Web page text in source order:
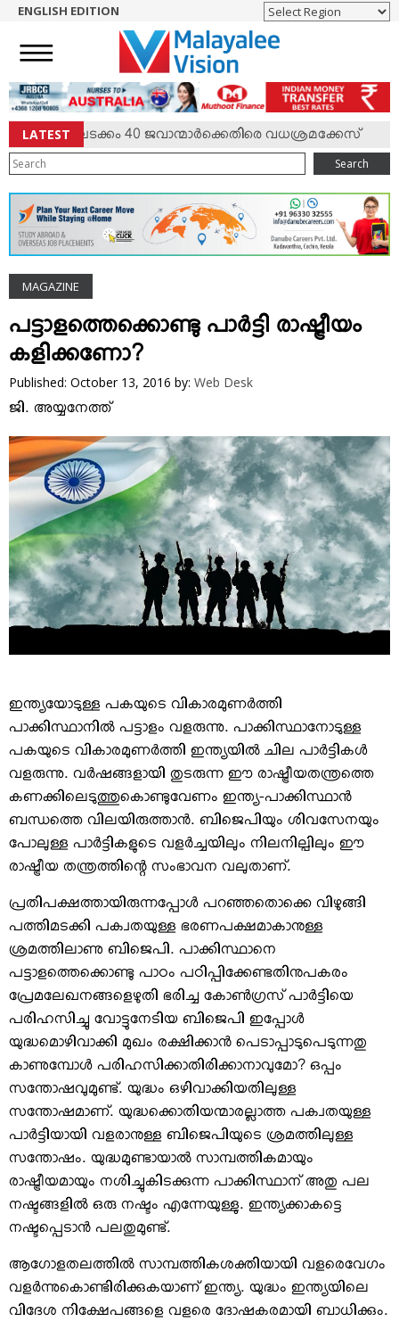
NEWS
ENGLISH
NRI
ENTERTAINMENT
MV SPECIAL
SPORTS
LIFESTYLE
TECH & AUTO
SOCIAL SPHERE
EDITORIAL
ARTS & LITERATURE
MAGAZINE
VIDEOS
COOKERY
KARSHAKAN
TOURS & TRAVEL
GREETINGS
CLASSIFIEDS
OBITUARY
ENGLISH EDITION
LATEST40 ജവാന്മാര്‍ക്കെതിരെ വധശ്രമക്കേസ്
Search
MAGAZINE
പട്ടാളത്തെക്കൊണ്ടു പാര്‍ട്ടി രാഷ്ട്രീയം
കളിക്കണോ?
Published: October 13, 2016 by: Web Desk
ജി. അയ്യനേത്ത്
ഇന്ത്യയോടുള്ള പകയുടെ വികാരമുണര്‍ത്തി
പാക്കിസ്ഥാനില്‍ പട്ടാളം വളരുന്നു. പാക്കിസ്ഥാനോടുള്ള
പകയുടെ വികാരമുണര്‍ത്തി ഇന്ത്യയില്‍ ചില പാര്‍ട്ടികള്‍
വളരുന്നു. വര്‍ഷങ്ങളായി തുടരുന്ന ഈ രാഷ്ട്രീയതന്ത്രത്തെ
കണക്കിലെടുത്തുകൊണ്ടുവേണം ഇന്ത്യ-പാക്കിസ്ഥാന്‍
ബന്ധത്തെ വിലയിരുത്താന്‍. ബിജെപിയും ശിവസേനയും
പോലുള്ള പാര്‍ട്ടികളുടെ വളര്‍ച്ചയിലും നിലനില്പിലും ഈ
രാഷ്ട്രീയ തന്ത്രത്തിന്റെ സംഭാവന വലുതാണ്.
പ്രതിപക്ഷത്തായിരുന്നപ്പോള്‍ പറഞ്ഞതൊക്കെ വിഴുങ്ങി
പത്തിമടക്കി പക്വതയുള്ള ഭരണപക്ഷമാകാനുള്ള
ശ്രമത്തിലാണു ബിജെപി. പാക്കിസ്ഥാനെ
പട്ടാളത്തെക്കൊണ്ടു പാഠം പഠിപ്പിക്കേണ്ടതിനുപകരം
പ്രേമലേഖനങ്ങളെഴുതി ഭരിച്ച കോണ്‍ഗ്രസ് പാര്‍ട്ടിയെ
പരിഹസിച്ചു വോട്ടുനേടിയ ബിജെപി ഇപ്പോള്‍
യുദ്ധമൊഴിവാക്കി മുഖം രക്ഷിക്കാന്‍ പെടാപ്പാടുപെടുന്നതു
കാണുമ്പോള്‍ പരിഹസിക്കാതിരിക്കാനാവുമോ? ഒപ്പം
സന്തോഷവുമുണ്ട്. യുദ്ധം ഒഴിവാക്കിയതിലുള്ള
സന്തോഷമാണ്. യുദ്ധക്കൊതിയന്മാരല്ലാത്ത പക്വതയുള്ള
പാര്‍ട്ടിയായി വളരാനുള്ള ബിജെപിയുടെ ശ്രമത്തിലുള്ള
സന്തോഷം. യുദ്ധമുണ്ടായാല്‍ സാമ്പത്തികമായും
രാഷ്ട്രീയമായും നശിച്ചുകിടക്കുന്ന പാക്കിസ്ഥാന് അതു പല
നഷ്ടങ്ങളില്‍ ഒരു നഷ്ടം എന്നേയുള്ളു. ഇന്ത്യക്കാകട്ടെ
നഷ്ടപ്പെടാന്‍ പലതുമുണ്ട്.
ആഗോളതലത്തില്‍ സാമ്പത്തികശക്തിയായി വളരെവേഗം
വളര്‍ന്നുകൊണ്ടിരിക്കുകയാണ് ഇന്ത്യ. യുദ്ധം ഇന്ത്യയിലെ
വിദേശ നിക്ഷേപങ്ങളെ വളരെ ദോഷകരമായി ബാധിക്കും.